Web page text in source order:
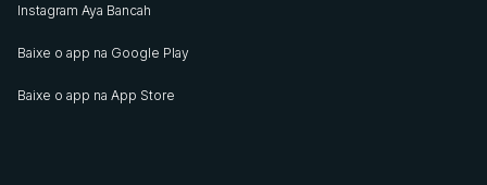
Instagram Aya Bancah
Baixe o app na Google Play
Baixe o app na App Store